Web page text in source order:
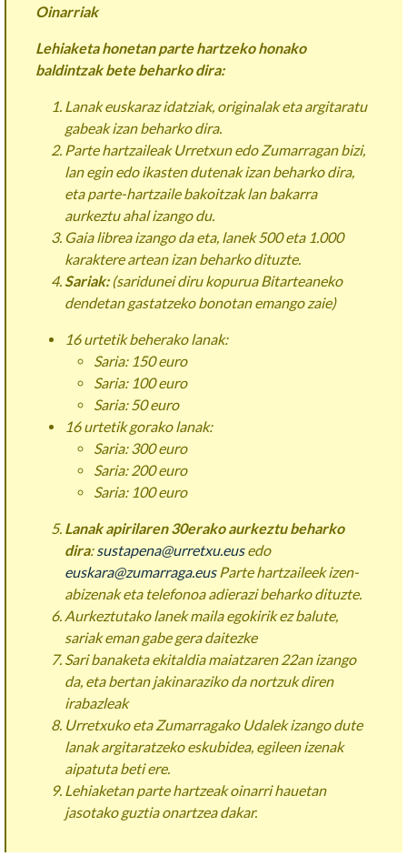
Oinarriak
Lehiaketa honetan parte hartzeko honako
baldintzak bete beharko dira:
Lanak euskaraz idatziak, originalak eta argitaratu
gabeak izan beharko dira.
Parte hartzaileak Urretxun edo Zumarragan bizi,
lan egin edo ikasten dutenak izan beharko dira,
eta parte-hartzaile bakoitzak lan bakarra
aurkeztu ahal izango du.
Gaia librea izango da eta, lanek 500 eta 1.000
karaktere artean izan beharko dituzte.
Sariak: (saridunei diru kopurua Bitarteaneko
dendetan gastatzeko bonotan emango zaie)
16 urtetik beherako lanak:
Saria: 150 euro
Saria: 100 euro
Saria: 50 euro
16 urtetik gorako lanak:
Saria: 300 euro
Saria: 200 euro
Saria: 100 euro
Lanak apirilaren 30erako aurkeztu beharko
dira:sustapena@urretxu.eusedo
euskara@zumarraga.eusParte hartzaileek izen-
abizenak eta telefonoa adierazi beharko dituzte.
Aurkeztutako lanek maila egokirik ez balute,
sariak eman gabe gera daitezke
Sari banaketa ekitaldia maiatzaren 22an izango
da, eta bertan jakinaraziko da nortzuk diren
irabazleak
Urretxuko eta Zumarragako Udalek izango dute
lanak argitaratzeko eskubidea, egileen izenak
aipatuta beti ere.
Lehiaketan parte hartzeak oinarri hauetan
jasotako guztia onartzea dakar.